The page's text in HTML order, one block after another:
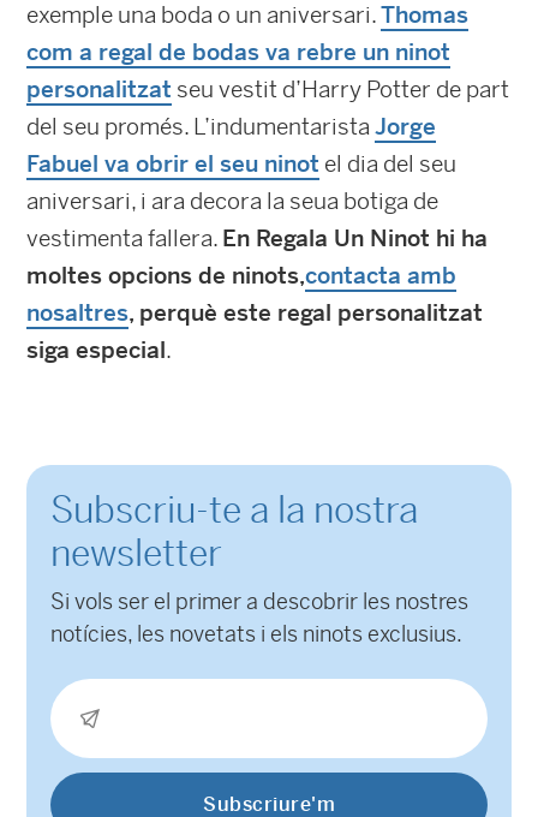
exemple una boda o un aniversari.Thomas
com a regal de bodas va rebre un ninot
personalitzat seu vestit d’Harry Potter de part
del seu promés. L’indumentaristaJorge
Fabuel va obrir el seu ninot el dia del seu
aniversari, i ara decora la seua botiga de
vestimenta fallera. En Regala Un Ninot hi ha
moltes opcions de ninots,contacta amb
nosaltres, perquè este regal personalitzat
siga especial.
Subscriu-te a la nostra
newsletter
Si vols ser el primer a descobrir les nostres
notícies, les novetats i els ninots exclusius.